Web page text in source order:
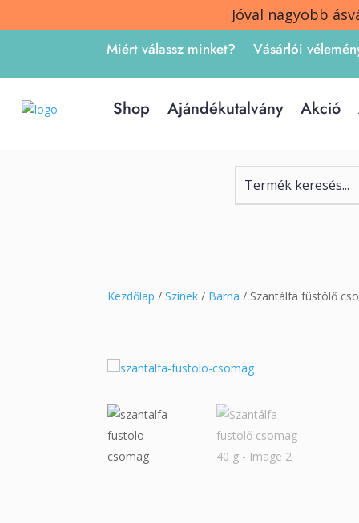
Jóval nagyobb
Miért válassz minket?
Vásárlói
Shop Ajándékutalvány Akció
Kezdőlap /Színek / Barna / Szantálfa füstölő